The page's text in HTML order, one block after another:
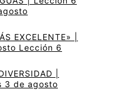
EXCELENTE» |
Lección 6
|
3 de agosto